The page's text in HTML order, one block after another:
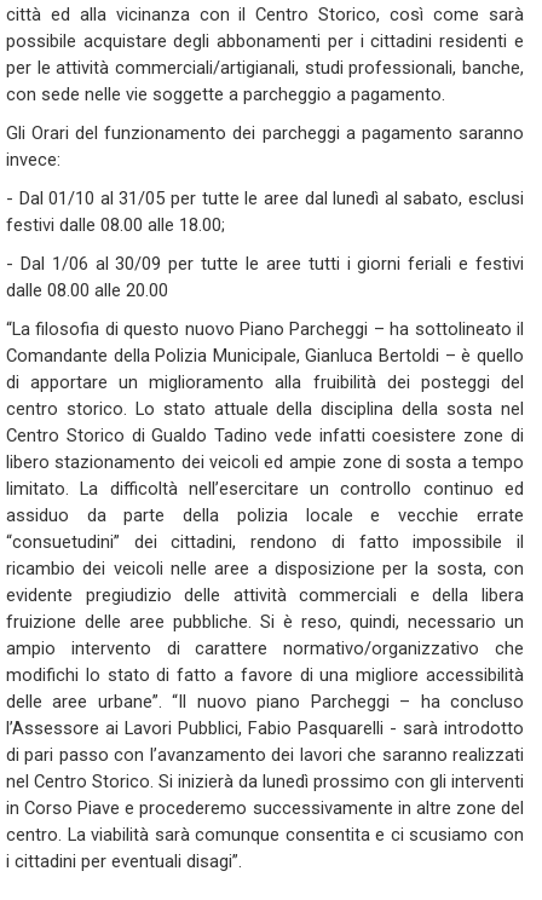
città ed alla vicinanza con il Centro Storico, così come sarà
possibile acquistare degli abbonamenti per i cittadini residenti e
per le attività commerciali/artigianali, studi professionali, banche,
con sede nelle vie soggette a parcheggio a pagamento.
Gli Orari del funzionamento dei parcheggi a pagamento saranno
invece:
- Dal 01/10 al 31/05 per tutte le aree dal lunedì al sabato, esclusi
festivi dalle 08.00 alle 18.00;
- Dal 1/06 al 30/09 per tutte le aree tutti i giorni feriali e festivi
dalle 08.00 alle 20.00
“La filosofia di questo nuovo Piano Parcheggi – ha sottolineato il
Comandante della Polizia Municipale, Gianluca Bertoldi – è quello
di apportare un miglioramento alla fruibilità dei posteggi del
centro storico. Lo stato attuale della disciplina della sosta nel
Centro Storico di Gualdo Tadino vede infatti coesistere zone di
libero stazionamento dei veicoli ed ampie zone di sosta a tempo
limitato. La difficoltà nell’esercitare un controllo continuo ed
assiduo da parte della polizia locale e vecchie errate
“consuetudini” dei cittadini, rendono di fatto impossibile il
ricambio dei veicoli nelle aree a disposizione per la sosta, con
evidente pregiudizio delle attività commerciali e della libera
fruizione delle aree pubbliche. Si è reso, quindi, necessario un
ampio intervento di carattere normativo/organizzativo che
modifichi lo stato di fatto a favore di una migliore accessibilità
delle aree urbane”. “Il nuovo piano Parcheggi – ha concluso
l’Assessore ai Lavori Pubblici, Fabio Pasquarelli - sarà introdotto
di pari passo con l’avanzamento dei lavori che saranno realizzati
nel Centro Storico. Si inizierà da lunedì prossimo con gli interventi
in Corso Piave e procederemo successivamente in altre zone del
centro. La viabilità sarà comunque consentita e ci scusiamo con
i cittadini per eventuali disagi”.